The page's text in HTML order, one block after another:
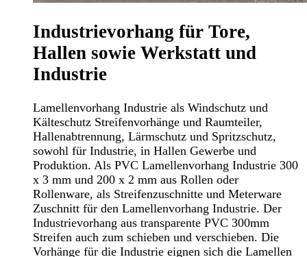
Industrievorhang für Tore,
Hallen sowie Werkstatt und
Industrie
Lamellenvorhang Industrie als Windschutz und
Kälteschutz Streifenvorhänge und Raumteiler,
Hallenabtrennung, Lärmschutz und Spritzschutz,
sowohl für Industrie, in Hallen Gewerbe und
Produktion. Als PVC Lamellenvorhang Industrie 300
x 3 mm und 200 x 2 mm aus Rollen oder
Rollenware, als Streifenzuschnitte und Meterware
Zuschnitt für den Lamellenvorhang Industrie. Der
Industrievorhang aus transparente PVC 300mm
Streifen auch zum schieben und verschieben. Die
Vorhänge für die Industrie eignen sich die Lamellen